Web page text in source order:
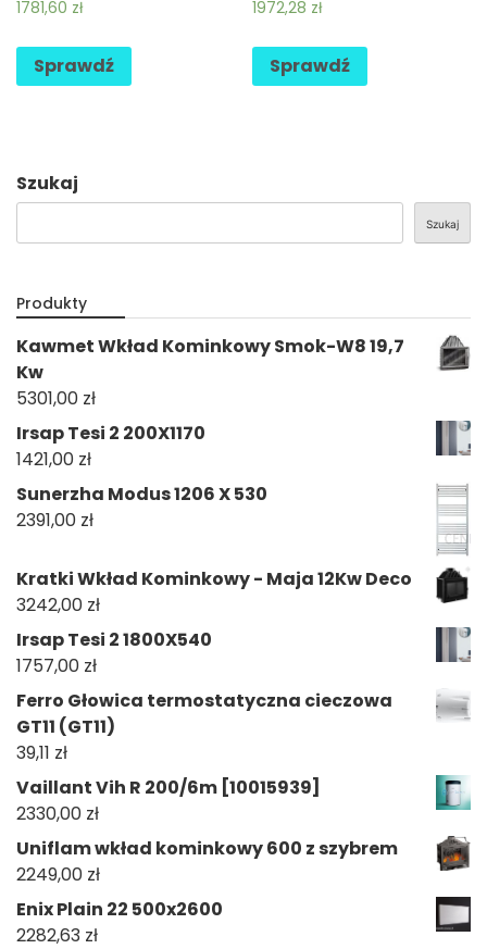
1781,60 zł
Sprawdź
1972,28 zł
Sprawdź
Szukaj
Szukaj
Produkty
Kawmet Wkład Kominkowy Smok-W8 19,7
Kw
5301,00 zł
Irsap Tesi 2 200X1170
1421,00 zł
Sunerzha Modus 1206 X 530
2391,00 zł
Kratki Wkład Kominkowy - Maja 12Kw Deco
3242,00 zł
Irsap Tesi 2 1800X540
1757,00 zł
Ferro Głowica termostatyczna cieczowa
GT11 (GT11)
39,11 zł
Vaillant Vih R 200/6m [10015939]
2330,00 zł
Uniflam wkład kominkowy 600 z szybrem
2249,00 zł
Enix Plain 22 500x2600
2282,63 zł